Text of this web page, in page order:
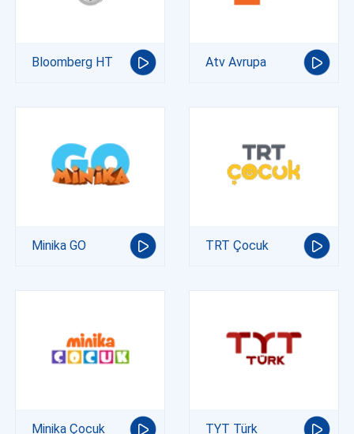
Bloomberg HT Atv Avrupa
Minika GO TRT Çocuk
Minika Çocuk TYT Türk